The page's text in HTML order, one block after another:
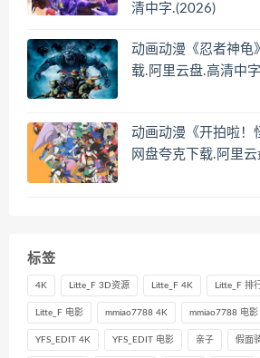
清中字.(2026)
动画动漫《忍者神龟
载.阿里云盘.高清中
动画动漫《开拍啦！
网盘夸克下载.阿里
标签
4K Litte_F 3D资源 Litte_F 4K Litte_F 排
Litte_F 电影 mmiao7788 4K mmiao7788 电影
YFS_EDIT 4K YFS_EDIT 电影 亲子 假面